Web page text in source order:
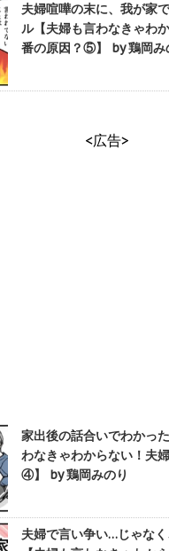
夫婦喧嘩の末に、我が家
ル【夫婦も言わなきゃわ
番の原因？⑤】 by 鶏岡み
<広告>
家出後の話合いでわかっ
わなきゃわからない！夫
④】 by 鶏岡みのり
夫婦で言い争い…じゃなく